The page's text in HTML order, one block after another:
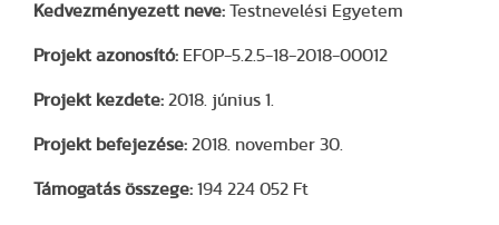
Kedvezményezett neve: Testnevelési Egyetem
Projekt azonosító: EFOP-5.2.5-18-2018-00012
Projekt kezdete: 2018. június 1.
Projekt befejezése: 2018. november 30.
Támogatás összege: 194 224 052 Ft